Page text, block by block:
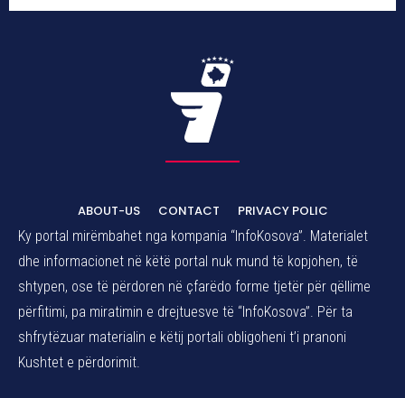
ABOUT-US CONTACT
PRIVACY POLIC
Ky portal mirëmbahet nga kompania “InfoKosova”. Materialet
dhe informacionet në këtë portal nuk mund të kopjohen, të
shtypen, ose të përdoren në çfarëdo forme tjetër për qëllime
përfitimi, pa miratimin e drejtuesve të “InfoKosova”. Për ta
shfrytëzuar materialin e këtij portali obligoheni t’i pranoni
Kushtet e përdorimit.